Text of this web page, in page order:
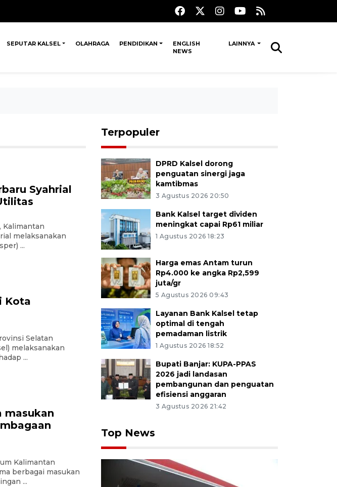
SEPUTAR KALSEL OLAHRAGA PENDIDIKAN
ENGLISH
NEWS
LAINNYA
Syahrial
Kalimantan
melaksanakan
...
Kota
Selatan
melaksanakan
...
masukan
Kalimantan
berbagai masukan
...
Terpopuler
DPRD Kalsel dorong
penguatan sinergi jaga
kamtibmas
3 Agustus 2026 20:50
Bank Kalsel target dividen
meningkat capai Rp61 miliar
1 Agustus 2026 18:23
Harga emas Antam turun
Rp4.000 ke angka Rp2,599
juta/gr
5 Agustus 2026 09:43
Layanan Bank Kalsel tetap
optimal di tengah
pemadaman listrik
1 Agustus 2026 18:52
Bupati Banjar: KUPA-PPAS
2026 jadi landasan
pembangunan dan penguatan
efisiensi anggaran
3 Agustus 2026 21:42
Top News